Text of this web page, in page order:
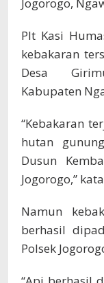
Plt Kasi
kebakaran
Desa
Kabupaten
“Kebakaran
hutan
Dusun
Jogorogo,”
Namun
berhasil
Polsek